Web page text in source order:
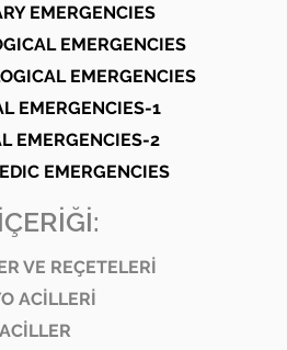
EMERGENCIES
EMERGENCIES
EMERGENCIES
EMERGENCIES-1
EMERGENCIES-2
EMERGENCIES
VE REÇETELERİ
ACİLLERİ